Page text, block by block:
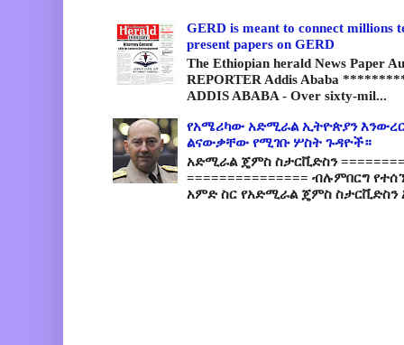
GERD is meant to connect millions
present papers on GERD
The Ethiopian herald News Paper
REPORTER Addis Ababa
ADDIS ABABA - Over sixty-mil...
የአሜሪካው አድሚራል ኢትዮጵያን
ልናውቃቸው የሚገቡ ሦስት ጉዳዮች።
አድሚራል ጄምስ ስታርቪድስን
=============== ብሉምበርግ
አምድ ስር የአድሚራል ጄምስ ስታርቪድስን